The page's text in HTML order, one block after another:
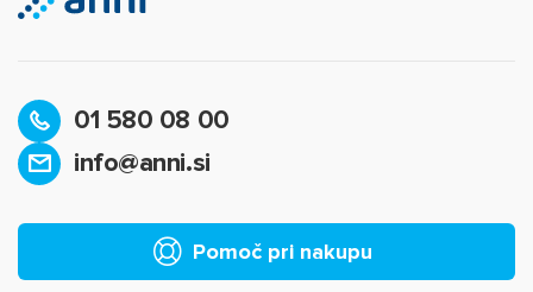
01 580 08 00
info@anni.si
Pomoč pri nakupu